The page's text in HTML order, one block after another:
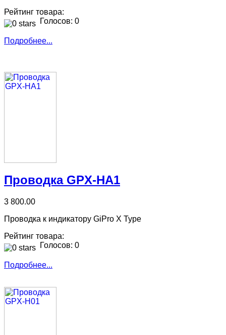
Рейтинг товара:
Голосов: 0
Подробнее...
Проводка GPX-HA1
3 800.00
Проводка к индикатору GiPro X Type
Рейтинг товара:
Голосов: 0
Подробнее...